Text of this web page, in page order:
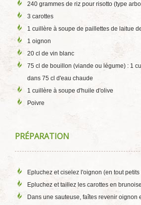
240 grammes de riz pour risotto (type
3 carottes
1 cuillère à soupe de paillettes de laitue
1 oignon
20 cl de vin blanc
75 cl de bouillon (viande ou légume) : 1
dans 75 cl d'eau chaude
1 cuillère à soupe d'huile d'olive
Poivre
PRÉPARATION
Epluchez et ciselez l'oignon (en tout
Epluchez et taillez les carottes en
Dans une sauteuse, faîtes revenir oignon